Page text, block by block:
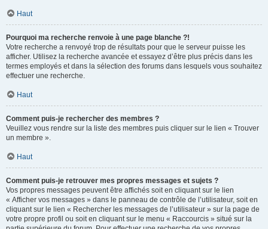
Haut
Pourquoi ma recherche renvoie à une page blanche ?!
Votre recherche a renvoyé trop de résultats pour que le serveur puisse les
afficher. Utilisez la recherche avancée et essayez d’être plus précis dans les
termes employés et dans la sélection des forums dans lesquels vous souhaitez
effectuer une recherche.
Haut
Comment puis-je rechercher des membres ?
Veuillez vous rendre sur la liste des membres puis cliquer sur le lien « Trouver
un membre ».
Haut
Comment puis-je retrouver mes propres messages et sujets ?
Vos propres messages peuvent être affichés soit en cliquant sur le lien
« Afficher vos messages » dans le panneau de contrôle de l’utilisateur, soit en
cliquant sur le lien « Rechercher les messages de l’utilisateur » sur la page de
votre propre profil ou soit en cliquant sur le menu « Raccourcis » situé sur la